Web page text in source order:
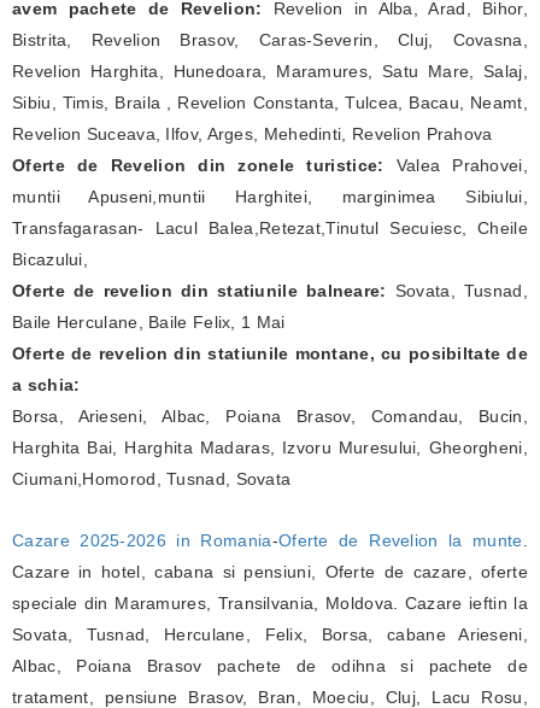
avem pachete de Revelion: Revelion in Alba, Arad, Bihor,
Bistrita, Revelion Brasov, Caras-Severin, Cluj, Covasna,
Revelion Harghita, Hunedoara, Maramures, Satu Mare, Salaj,
Sibiu, Timis, Braila , Revelion Constanta, Tulcea, Bacau, Neamt,
Revelion Suceava, Ilfov, Arges, Mehedinti, Revelion Prahova
Oferte de Revelion din zonele turistice: Valea Prahovei,
muntii Apuseni,muntii Harghitei, marginimea Sibiului,
Transfagarasan- Lacul Balea,Retezat,Tinutul Secuiesc, Cheile
Bicazului,
Oferte de revelion din statiunile balneare: Sovata, Tusnad,
Baile Herculane, Baile Felix, 1 Mai
Oferte de revelion din statiunile montane, cu posibiltate de
a schia:
Borsa, Arieseni, Albac, Poiana Brasov, Comandau, Bucin,
Harghita Bai, Harghita Madaras, Izvoru Muresului, Gheorgheni,
Ciumani,Homorod, Tusnad, Sovata
Cazare 2025-2026 in Romania-Oferte de Revelion la munte
Cazare in hotel, cabana si pensiuni, Oferte de cazare, oferte
speciale din Maramures, Transilvania, Moldova. Cazare ieftin la
Sovata, Tusnad, Herculane, Felix, Borsa, cabane Arieseni,
Albac, Poiana Brasov pachete de odihna si pachete de
tratament, pensiune Brasov, Bran, Moeciu, Cluj, Lacu Rosu,